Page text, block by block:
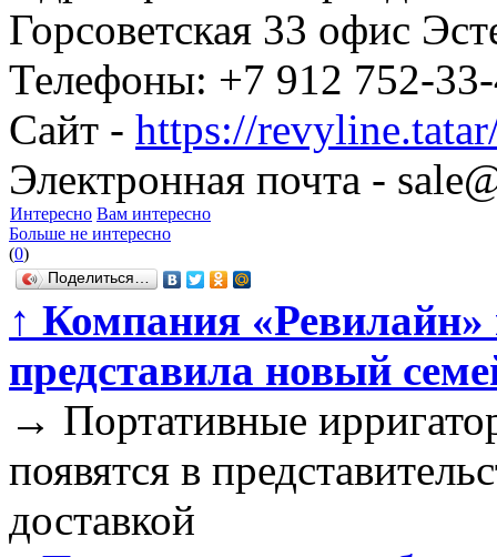
Горсоветская 33 офис
Телефоны: +7 912 752-
Сайт - https://
Электронная почта -
Интересно Вам интересно
Больше не интересно
(0)
Поделиться…
↑ Компания «Ревилайн»
представила новый
→ Портативные
появятся в
доставкой